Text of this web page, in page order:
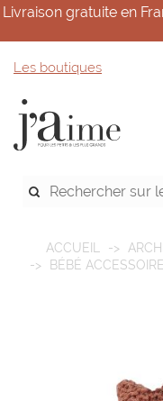
Livraison gratuite en
Les boutiques
ACCUEIL
BÉBÉ